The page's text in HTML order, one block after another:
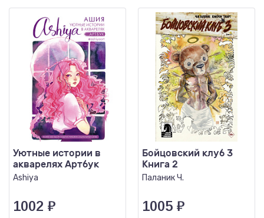
Уютные истории в
акварелях Артбук
Ashiya
1002 ₽
Бойцовский клуб 3
Книга 2
Паланик Ч.
1005 ₽